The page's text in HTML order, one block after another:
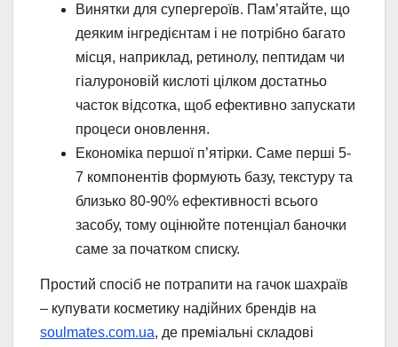
Винятки для супергероїв. Пам’ятайте, що
деяким інгредієнтам і не потрібно багато
місця, наприклад, ретинолу, пептидам чи
гіалуроновій кислоті цілком достатньо
часток відсотка, щоб ефективно запускати
процеси оновлення.
Економіка першої п’ятірки. Саме перші 5-
7 компонентів формують базу, текстуру та
близько 80-90% ефективності всього
засобу, тому оцінюйте потенціал баночки
саме за початком списку.
Простий спосіб не потрапити на гачок шахраїв
– купувати косметику надійних брендів на
soulmates.com.ua, де преміальні складові